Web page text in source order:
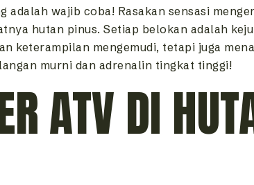
wajib coba! Rasakan sensasi
hutan pinus. Setiap belokan adalah
keterampilan mengemudi, tetapi juga
murni dan adrenalin tingkat tinggi!
ATV DI